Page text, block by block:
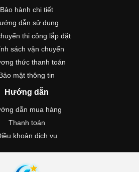
Bảo hành chi tiết
dẫn sử dụng
thi công lắp đặt
sách vận chuyển
thức thanh toán
mật thông tin
Hướng dẫn
dẫn mua hàng
Thanh toán
khoản dịch vụ